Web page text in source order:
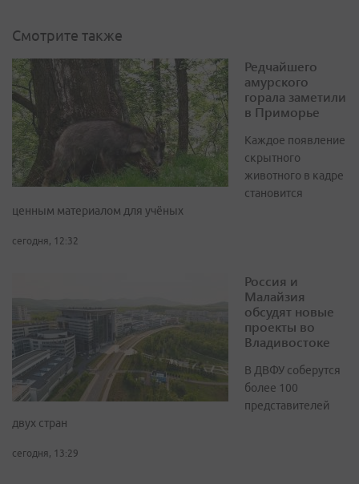
Смотрите также
Редчайшего
амурского
горала заметили
в Приморье
Каждое появление
скрытного
животного в кадре
становится
ценным материалом для учёных
сегодня, 12:32
Россия и
Малайзия
обсудят новые
проекты во
Владивостоке
В ДВФУ соберутся
более 100
представителей
двух стран
сегодня, 13:29